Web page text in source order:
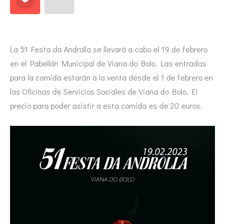
La 51 Festa da Androlla se llevará a cabo el 19 de febrero
en el Pabellón Municipal de Viana do Bolo. Las entradas
para la comida estarán a la venta desde el 1 de febrero en
las Oficinas de Servicios Sociales de Viana do Bolo. El
precio para poder asistir a esta comida es de 20 euros.